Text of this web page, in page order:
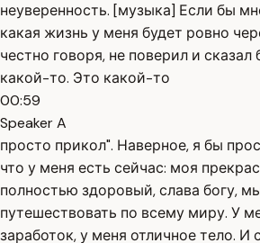
неуверенность. [музыка] Если бы
какая жизнь у меня будет ровно
честно говоря, не поверил и сказал
какой-то. Это какой-то
00:59
Speaker A
просто прикол". Наверное, я бы
что у меня есть сейчас: моя
полностью здоровый, слава богу,
путешествовать по всему миру. У
заработок, у меня отличное тело. И